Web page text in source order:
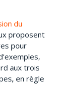
du
proposent
pour
aux trois
en règle